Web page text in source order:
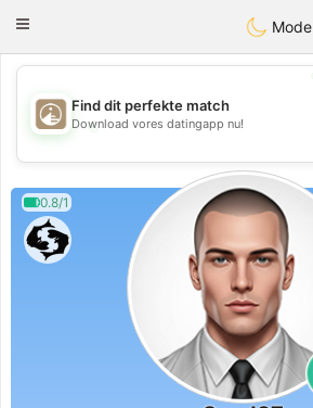
ahebik
Toggle
Mode
💖
💕
Find dit perfekte match
Download vores datingapp nu!
0.8/1